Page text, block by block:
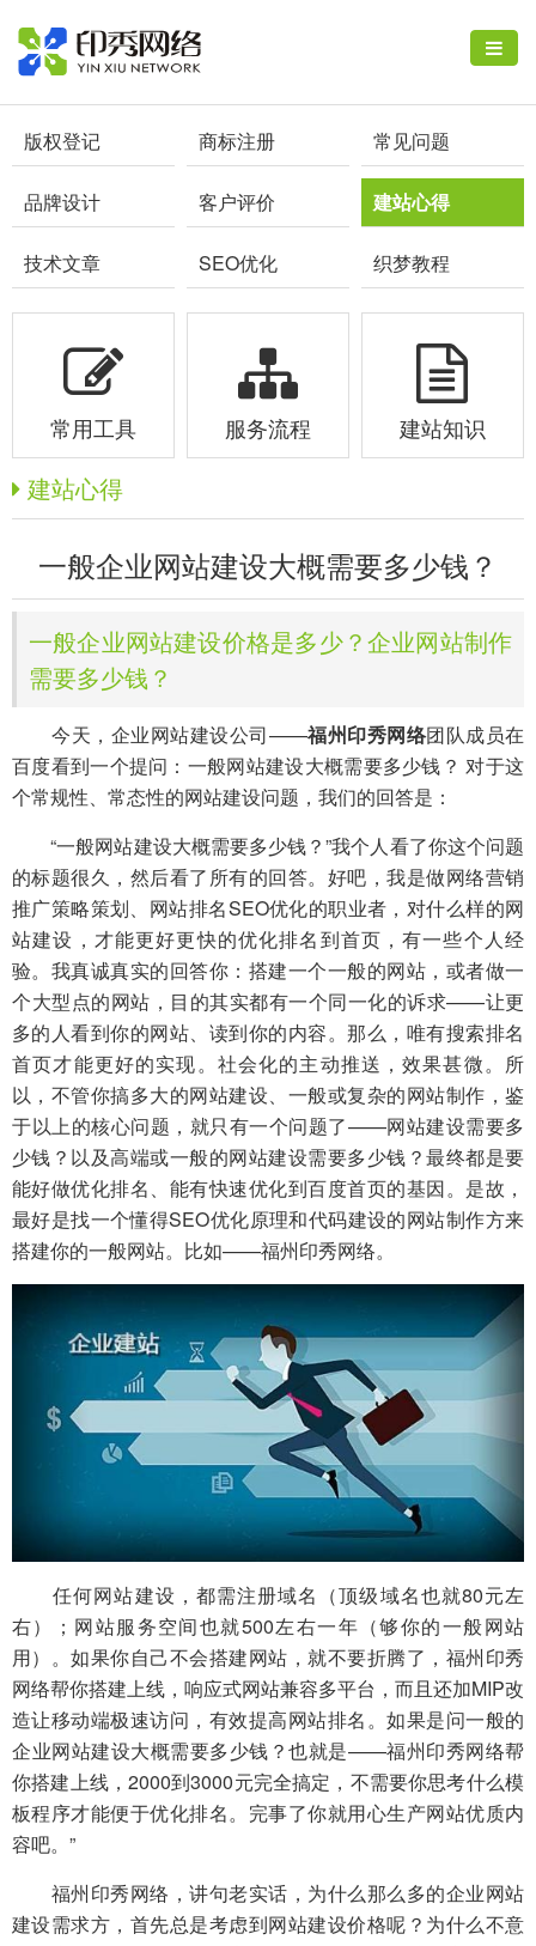
版权登记 商标注册 常见问题
品牌设计 客户评价 建站心得
技术文章 SEO优化 织梦教程
常用工具 服务流程 建站知识
建站心得
一般企业网站建设大概需要多少钱？
一般企业网站建设价格是多少？企业网站制作
需要多少钱？
今天，企业网站建设公司——福州印秀网络团队成员在
百度看到一个提问：一般网站建设大概需要多少钱？ 对于这
个常规性、常态性的网站建设问题，我们的回答是：
“一般网站建设大概需要多少钱？”我个人看了你这个问题
的标题很久，然后看了所有的回答。好吧，我是做网络营销
推广策略策划、网站排名SEO优化的职业者，对什么样的网
站建设，才能更好更快的优化排名到首页，有一些个人经
验。我真诚真实的回答你：搭建一个一般的网站，或者做一
个大型点的网站，目的其实都有一个同一化的诉求——让更
多的人看到你的网站、读到你的内容。那么，唯有搜索排名
首页才能更好的实现。社会化的主动推送，效果甚微。所
以，不管你搞多大的网站建设、一般或复杂的网站制作，鉴
于以上的核心问题，就只有一个问题了——网站建设需要多
少钱？以及高端或一般的网站建设需要多少钱？最终都是要
能好做优化排名、能有快速优化到百度首页的基因。是故，
最好是找一个懂得SEO优化原理和代码建设的网站制作方来
搭建你的一般网站。比如——福州印秀网络。
任何网站建设，都需注册域名（顶级域名也就80元左
右）；网站服务空间也就500左右一年（够你的一般网站
用）。如果你自己不会搭建网站，就不要折腾了，福州印秀
网络帮你搭建上线，响应式网站兼容多平台，而且还加MIP改
造让移动端极速访问，有效提高网站排名。如果是问一般的
企业网站建设大概需要多少钱？也就是——福州印秀网络帮
你搭建上线，2000到3000元完全搞定，不需要你思考什么模
板程序才能便于优化排名。完事了你就用心生产网站优质内
容吧。”
福州印秀网络，讲句老实话，为什么那么多的企业网站
建设需求方，首先总是考虑到网站建设价格呢？为什么不意